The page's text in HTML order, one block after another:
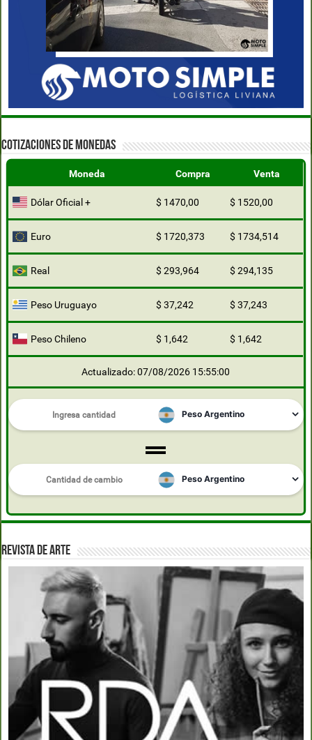
COTIZACIONES DE MONEDAS
Moneda Compra Venta
Dólar Oficial + $ 1470,00 $ 1520,00
Euro $ 1720,373 $ 1734,514
Real $ 293,964 $ 294,135
Peso Uruguayo $ 37,242 $ 37,243
Peso Chileno $ 1,642 $ 1,642
Actualizado: 07/08/2026 15:55:00
REVISTA DE ARTE